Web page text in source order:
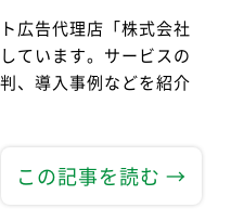
広告代理店「株式会社
ています。サービスの
、導入事例などを紹介
この記事を読む →